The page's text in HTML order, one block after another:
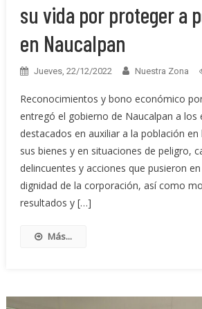
su vida por proteger a
en Naucalpan
Jueves, 22/12/2022 Nuestra Zona
Reconocimientos y bono económico
entregó el gobierno de Naucalpan a los
destacados en auxiliar a la población
sus bienes y en situaciones de peligro,
delincuentes y acciones que pusieron
dignidad de la corporación, así como
resultados y […]
Más...